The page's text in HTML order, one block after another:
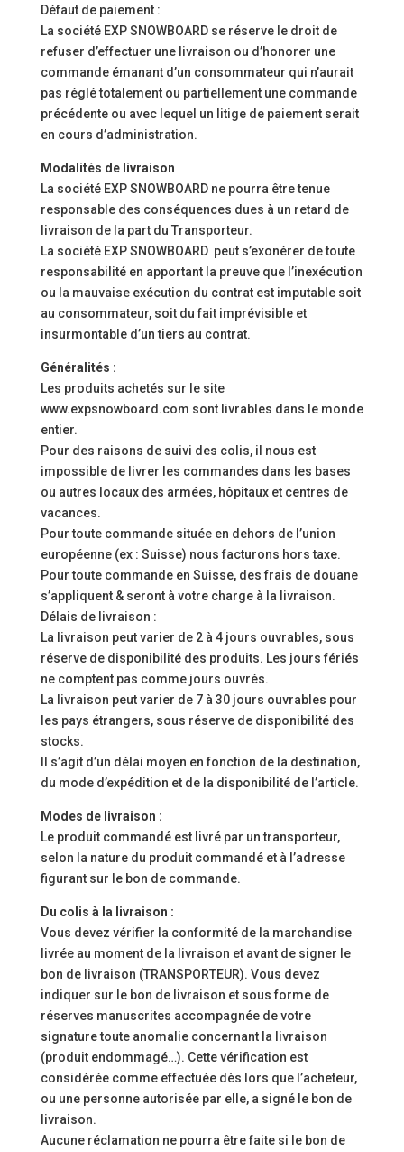
Défaut de paiement :
La société EXP SNOWBOARD se réserve le droit de
refuser d’effectuer une livraison ou d’honorer une
commande émanant d’un consommateur qui n’aurait
pas réglé totalement ou partiellement une commande
précédente ou avec lequel un litige de paiement serait
en cours d’administration.
Modalités de livraison
La société EXP SNOWBOARD ne pourra être tenue
responsable des conséquences dues à un retard de
livraison de la part du Transporteur.
La société EXP SNOWBOARD peut s’exonérer de toute
responsabilité en apportant la preuve que l’inexécution
ou la mauvaise exécution du contrat est imputable soit
au consommateur, soit du fait imprévisible et
insurmontable d’un tiers au contrat.
Généralités :
Les produits achetés sur le site
www.expsnowboard.com sont livrables dans le monde
entier.
Pour des raisons de suivi des colis, il nous est
impossible de livrer les commandes dans les bases
ou autres locaux des armées, hôpitaux et centres de
vacances.
Pour toute commande située en dehors de l’union
européenne (ex : Suisse) nous facturons hors taxe.
Pour toute commande en Suisse, des frais de douane
s’appliquent & seront à votre charge à la livraison.
Délais de livraison :
La livraison peut varier de 2 à 4 jours ouvrables, sous
réserve de disponibilité des produits. Les jours fériés
ne comptent pas comme jours ouvrés.
La livraison peut varier de 7 à 30 jours ouvrables pour
les pays étrangers, sous réserve de disponibilité des
stocks.
Il s’agit d’un délai moyen en fonction de la destination,
du mode d’expédition et de la disponibilité de l’article.
Modes de livraison :
Le produit commandé est livré par un transporteur,
selon la nature du produit commandé et à l’adresse
figurant sur le bon de commande.
Du colis à la livraison :
Vous devez vérifier la conformité de la marchandise
livrée au moment de la livraison et avant de signer le
bon de livraison (TRANSPORTEUR). Vous devez
indiquer sur le bon de livraison et sous forme de
réserves manuscrites accompagnée de votre
signature toute anomalie concernant la livraison
(produit endommagé…). Cette vérification est
considérée comme effectuée dès lors que l’acheteur,
ou une personne autorisée par elle, a signé le bon de
livraison.
Aucune réclamation ne pourra être faite si le bon de